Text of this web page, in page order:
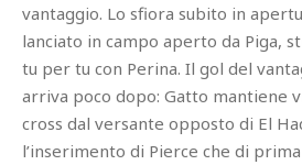
vantaggio. Lo sfiora subito in
lanciato in campo aperto da Piga,
tu per tu con Perina. Il gol del
arriva poco dopo: Gatto mantiene
cross dal versante opposto di El
l’inserimento di Pierce che di